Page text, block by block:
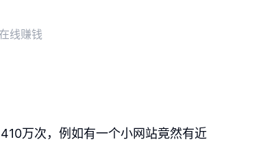
线赚钱
万次，例如有一个小网站竟然有近